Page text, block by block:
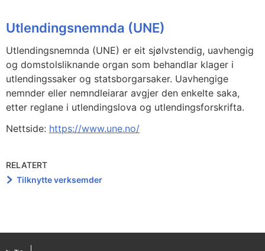
Utlendingsnemnda (UNE)
Utlendingsnemnda (UNE) er eit sjølvstendig, uavhengig
og domstolsliknande organ som behandlar klager i
utlendingssaker og statsborgarsaker. Uavhengige
nemnder eller nemndleiarar avgjer den enkelte saka,
etter reglane i utlendingslova og utlendingsforskrifta.
Nettside: https://www.une.no/
RELATERT
Tilknytte verksemder